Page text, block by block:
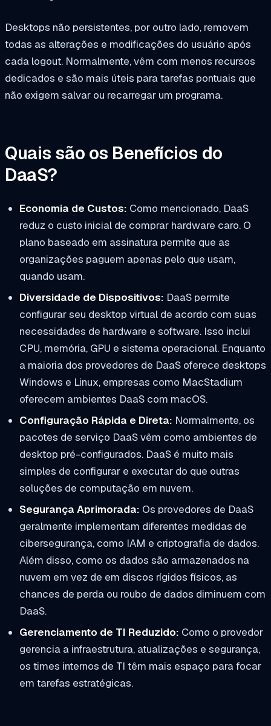
Desktops não persistentes, por outro lado, removem
todas as alterações e modificações do usuário após
cada logout. Normalmente, vêm com menos recursos
dedicados e são mais úteis para tarefas pontuais que
não exigem salvar ou recarregar um programa.
Quais são os Benefícios do
DaaS?
Economia de Custos: Como mencionado, DaaS
reduz o custo inicial de comprar hardware caro. O
plano baseado em assinatura permite que as
organizações paguem apenas pelo que usam,
quando usam.
Diversidade de Dispositivos: DaaS permite
configurar seu desktop virtual de acordo com suas
necessidades de hardware e software. Isso inclui
CPU, memória, GPU e sistema operacional. Enquanto
a maioria dos provedores de DaaS oferece desktops
Windows e Linux, empresas como MacStadium
oferecem ambientes DaaS com macOS.
Configuração Rápida e Direta: Normalmente, os
pacotes de serviço DaaS vêm como ambientes de
desktop pré-configurados. DaaS é muito mais
simples de configurar e executar do que outras
soluções de computação em nuvem.
Segurança Aprimorada: Os provedores de DaaS
geralmente implementam diferentes medidas de
cibersegurança, como IAM e criptografia de dados.
Além disso, como os dados são armazenados na
nuvem em vez de em discos rígidos físicos, as
chances de perda ou roubo de dados diminuem com
DaaS.
Gerenciamento de TI Reduzido: Como o provedor
gerencia a infraestrutura, atualizações e segurança,
os times internos de TI têm mais espaço para focar
em tarefas estratégicas.